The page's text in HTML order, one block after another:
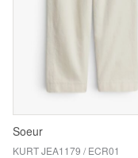
Soeur
KURT JEA1179 / ECR01